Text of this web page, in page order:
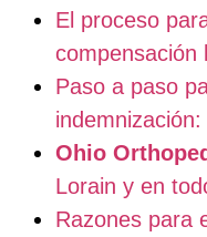
El proceso
compensación
Paso a paso
indemnización:
Ohio
Lorain y en
Razones para